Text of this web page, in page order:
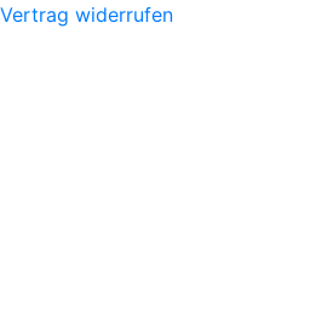
Vertrag widerrufen